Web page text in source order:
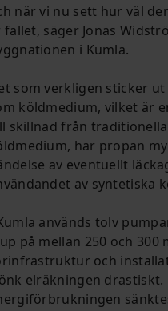
när vi nu sett hur väl
fallet, säger Jonas
i Kumla.
som verkligen sticker
köldmedium, vilket är
skillnad från
har propan
av eventuellt
av syntetiska
används tolv
på mellan 250 och
och
elräkningen drastiskt.